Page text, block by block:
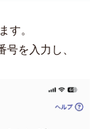
す。
を入力し、